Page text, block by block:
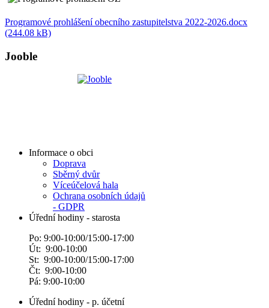
Programové prohlášení obecního zastupitelstva 2022-2026.docx
(244.08 kB)
Jooble
Informace o obci
Doprava
Sběrný dvůr
Víceúčelová hala
Ochrana osobních údajů
- GDPR
Úřední hodiny - starosta
Po: 9:00-10:00/15:00-17:00
Út: 9:00-10:00
St: 9:00-10:00/15:00-17:00
Čt: 9:00-10:00
Pá: 9:00-10:00
Úřední hodiny - p. účetní